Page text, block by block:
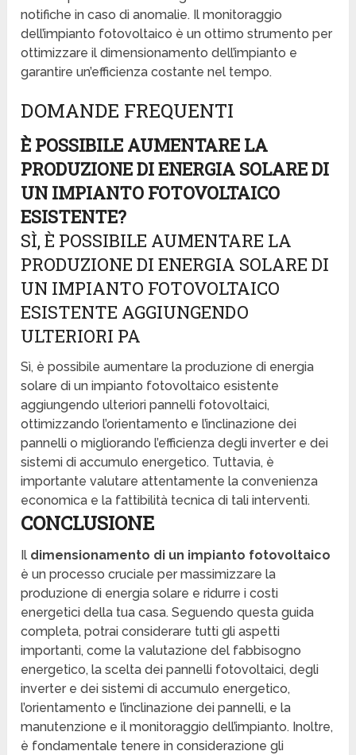
notifiche in caso di anomalie. Il monitoraggio
dell’impianto fotovoltaico è un ottimo strumento per
ottimizzare il dimensionamento dell’impianto e
garantire un’efficienza costante nel tempo.
DOMANDE FREQUENTI
È POSSIBILE AUMENTARE LA
PRODUZIONE DI ENERGIA SOLARE DI
UN IMPIANTO FOTOVOLTAICO
ESISTENTE?
SÌ, È POSSIBILE AUMENTARE LA
PRODUZIONE DI ENERGIA SOLARE DI
UN IMPIANTO FOTOVOLTAICO
ESISTENTE AGGIUNGENDO
ULTERIORI PA
Sì, è possibile aumentare la produzione di energia
solare di un impianto fotovoltaico esistente
aggiungendo ulteriori pannelli fotovoltaici,
ottimizzando l’orientamento e l’inclinazione dei
pannelli o migliorando l’efficienza degli inverter e dei
sistemi di accumulo energetico. Tuttavia, è
importante valutare attentamente la convenienza
economica e la fattibilità tecnica di tali interventi.
CONCLUSIONE
Il dimensionamento di un impianto fotovoltaico
è un processo cruciale per massimizzare la
produzione di energia solare e ridurre i costi
energetici della tua casa. Seguendo questa guida
completa, potrai considerare tutti gli aspetti
importanti, come la valutazione del fabbisogno
energetico, la scelta dei pannelli fotovoltaici, degli
inverter e dei sistemi di accumulo energetico,
l’orientamento e l’inclinazione dei pannelli, e la
manutenzione e il monitoraggio dell’impianto. Inoltre,
è fondamentale tenere in considerazione gli